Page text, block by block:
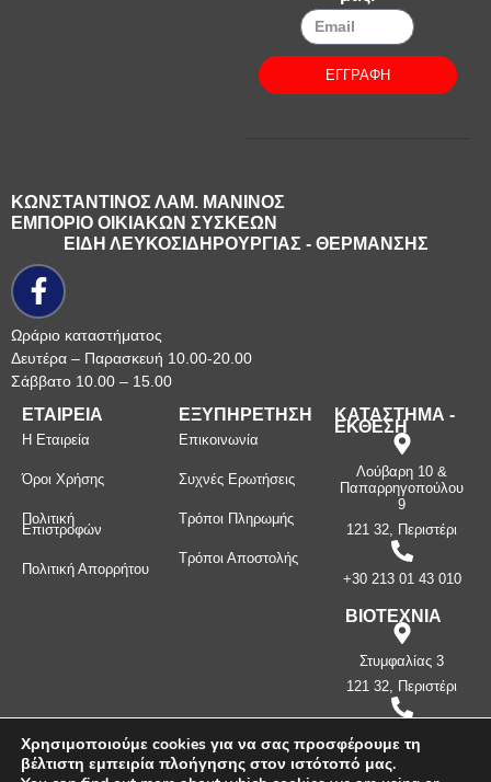
ΕΓΓΡΑΦΗ
ΚΩΝΣΤΑΝΤΙΝΟΣ ΛΑΜ. ΜΑΝΙΝΟΣ
ΕΜΠΟΡΙΟ ΟΙΚΙΑΚΩΝ ΣΥΣΚΕΩΝ
ΕΙΔΗ ΛΕΥΚΟΣΙΔΗΡΟΥΡΓΙΑΣ - ΘΕΡΜΑΝΣΗΣ
Ωράριο καταστήματος
Δευτέρα – Παρασκευή 10.00-20.00
Σάββατο 10.00 – 15.00
ΕΤΑΙΡΕΙΑ
Η Εταιρεία
Όροι Χρήσης
Πολιτική
Επιστροφών
Πολιτική Απορρήτου
ΕΞΥΠΗΡΕΤΗΣΗ
Επικοινωνία
Συχνές Ερωτήσεις
Τρόποι Πληρωμής
Τρόποι Αποστολής
ΚΑΤΑΣΤΗΜΑ -
ΕΚΘΕΣΗ
Λούβαρη 10 &
Παπαρρηγοπούλου
9
121 32, Περιστέρι
+30 213 01 43 010
ΒΙΟΤΕΧΝΙΑ
Στυμφαλίας 3
121 32, Περιστέρι
397
Χρησιμοποιούμε cookies για να σας προσφέρουμε τη
βέλτιστη εμπειρία πλοήγησης στον ιστότοπό μας.